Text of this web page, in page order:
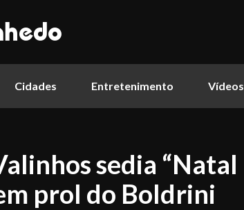
Cidades Entretenimento Vídeos
sedia “Natal
prol do Boldrini